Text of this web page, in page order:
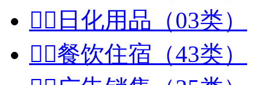
 日化用品（03类）
餐饮住宿（43类）